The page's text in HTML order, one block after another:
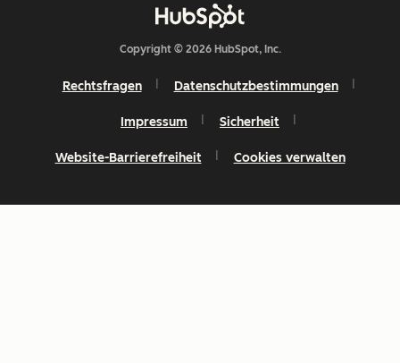
Copyright © 2026 HubSpot, Inc.
Rechtsfragen Datenschutzbestimmungen
Impressum Sicherheit
Website-Barrierefreiheit Cookies verwalten